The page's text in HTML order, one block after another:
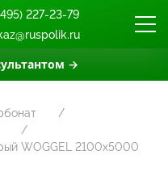
→
227-23-79
WOGGEL 2100х5000